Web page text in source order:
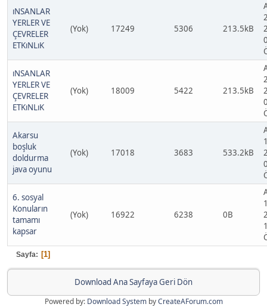
ıNSANLAR
YERLER VE
ÇEVRELER
ETKıNLıK
(Yok) 17249 5306 213.5kB
ıNSANLAR
YERLER VE
ÇEVRELER
ETKıNLıK
(Yok) 18009 5422 213.5kB
Akarsu
boşluk
doldurma
java oyunu
(Yok) 17018 3683 533.2kB
6. sosyal
Konuların
tamamı
kapsar
(Yok) 16922 6238 0B
Sayfa 1
Download Ana Sayfaya Geri Dön
Powered by: Download SystembyCreateAForum.com